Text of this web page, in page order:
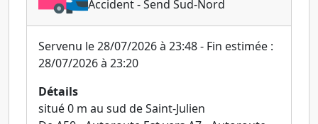
Accident - Send Sud-Nord
Servenu le 28/07/2026 à 23:48 - Fin estimée :
28/07/2026 à 23:20
Détails
situé 0 m au sud de Saint-Julien